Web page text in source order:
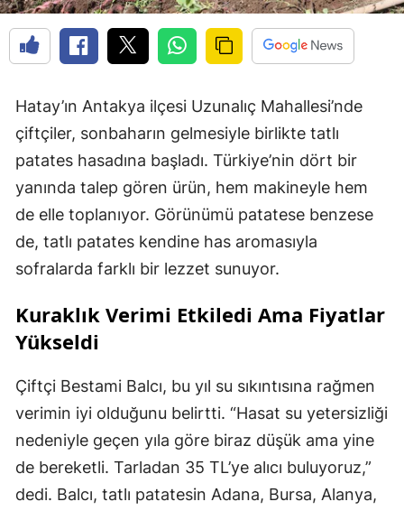
Hatay’ın Antakya ilçesi Uzunalıç Mahallesi’nde
çiftçiler, sonbaharın gelmesiyle birlikte tatlı
patates hasadına başladı. Türkiye’nin dört bir
yanında talep gören ürün, hem makineyle hem
de elle toplanıyor. Görünümü patatese benzese
de, tatlı patates kendine has aromasıyla
sofralarda farklı bir lezzet sunuyor.
Kuraklık Verimi Etkiledi Ama Fiyatlar
Yükseldi
Çiftçi Bestami Balcı, bu yıl su sıkıntısına rağmen
verimin iyi olduğunu belirtti. “Hasat su yetersizliği
nedeniyle geçen yıla göre biraz düşük ama yine
de bereketli. Tarladan 35 TL’ye alıcı buluyoruz,”
dedi. Balcı, tatlı patatesin Adana, Bursa, Alanya,